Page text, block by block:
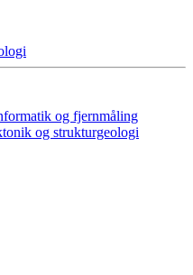
og fjernmåling
og strukturgeologi